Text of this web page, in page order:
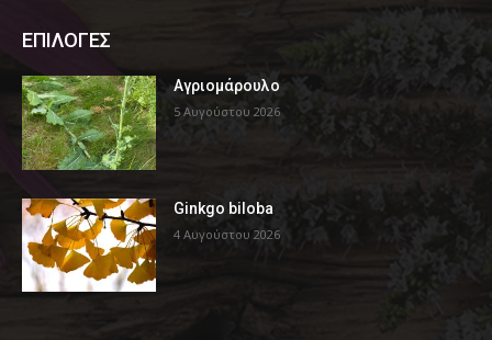
ΕΠΙΛΟΓΕΣ
Αγριομάρουλο
5 Αυγούστου 2026
Ginkgo biloba
4 Αυγούστου 2026